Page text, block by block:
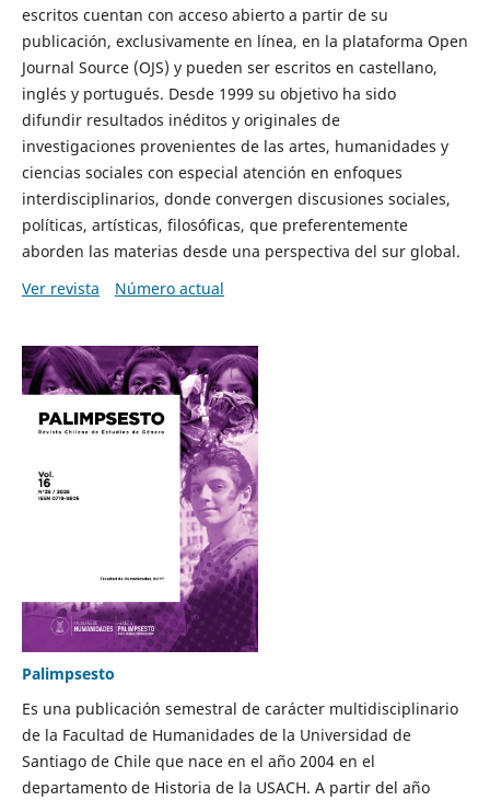
escritos cuentan con acceso abierto a partir de su
publicación, exclusivamente en línea, en la plataforma Open
Journal Source (OJS) y pueden ser escritos en castellano,
inglés y portugués. Desde 1999 su objetivo ha sido
difundir resultados inéditos y originales de
investigaciones provenientes de las artes, humanidades y
ciencias sociales con especial atención en enfoques
interdisciplinarios, donde convergen discusiones sociales,
políticas, artísticas, filosóficas, que preferentemente
aborden las materias desde una perspectiva del sur global.
Ver revista
Número actual
Palimpsesto
Es una publicación semestral de carácter multidisciplinario
de la Facultad de Humanidades de la Universidad de
Santiago de Chile que nace en el año 2004 en el
departamento de Historia de la USACH. A partir del año